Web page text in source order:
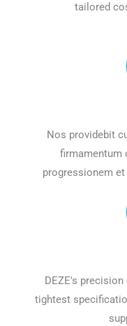
tailored
Nos providebit
firmamentum
progressionem
DEZE's
tightest